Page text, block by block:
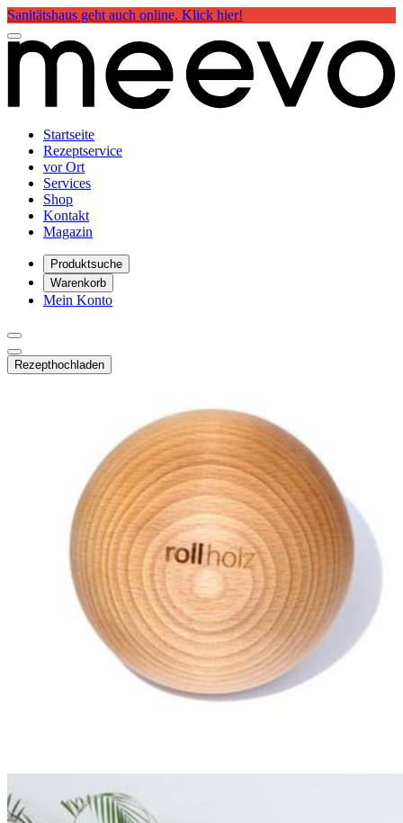
Sanitätshaus geht auch online. Klick hier!
Startseite
Rezeptservice
vor Ort
Services
Shop
Kontakt
Magazin
Produktsuche
Warenkorb
Mein Konto
Rezepthochladen